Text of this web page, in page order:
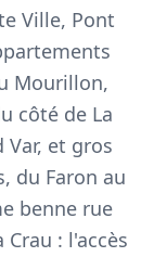
Ville, Pont
Mourillon,
côté de La
Var, et gros
du Faron au
benne rue
Crau : l'accès